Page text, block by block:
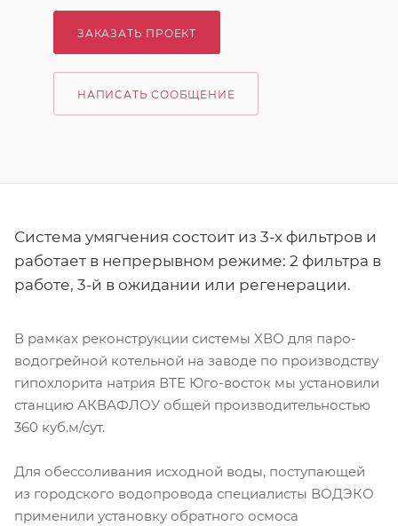
ЗАКАЗАТЬ ПРОЕКТ
НАПИСАТЬ СООБЩЕНИЕ
Система умягчения состоит из 3-х фильтров и
работает в непрерывном режиме: 2 фильтра в
работе, 3-й в ожидании или регенерации.
В рамках реконструкции системы ХВО для паро-
водогрейной котельной на заводе по производству
гипохлорита натрия ВТЕ Юго-восток мы установили
станцию АКВАФЛОУ общей производительностью
360 куб.м/сут.
Для обессоливания исходной воды, поступающей
из городского водопровода специалисты ВОДЭКО
применили установку обратного осмоса